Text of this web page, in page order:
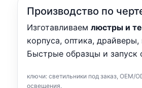
Производство по
Изготавливаем люстры и
корпуса, оптика, драйверы,
Быстрые образцы и запуск
ключи: светильники под заказ, OEM/
освещения.